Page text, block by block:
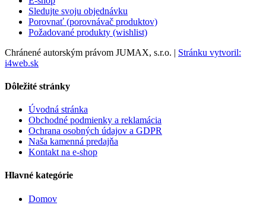
Sledujte svoju objednávku
Porovnať (porovnávač produktov)
Požadované produkty (wishlist)
Chránené autorským právom JUMAX, s.r.o. | Stránku vytvoril:
i4web.sk
Dôležité stránky
Úvodná stránka
Obchodné podmienky a reklamácia
Ochrana osobných údajov a GDPR
Naša kamenná predajňa
Kontakt na e-shop
Hlavné kategórie
Domov